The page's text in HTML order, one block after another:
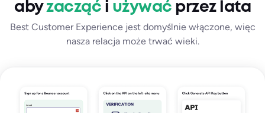
abyzacząć i używać przez lata
Best Customer Experience jest domyślnie włączone, więc
nasza relacja może trwać wieki.